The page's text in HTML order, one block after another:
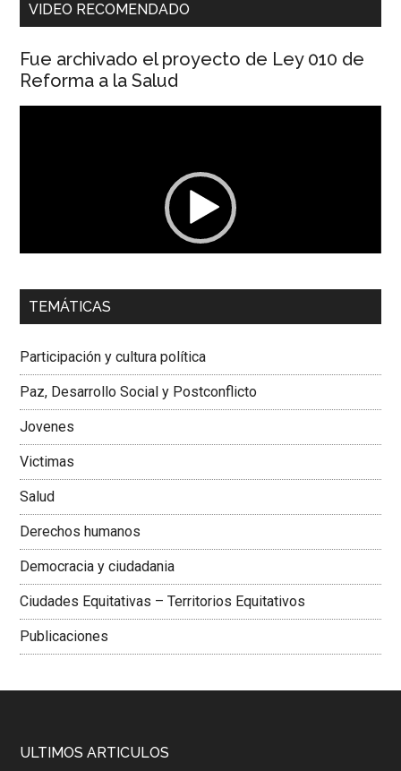
VIDEO RECOMENDADO
Fue archivado el proyecto de Ley 010 de
Reforma a la Salud
00:00 01:04
Dra. Carolina Corcho Mejía,Presidenta Corporación
Colombiana
TEMÁTICAS
Participación y cultura política
Paz, Desarrollo Social y Postconflicto
Jovenes
Victimas
Salud
Derechos humanos
Democracia y ciudadania
Ciudades Equitativas – Territorios Equitativos
Publicaciones
ULTIMOS ARTICULOS